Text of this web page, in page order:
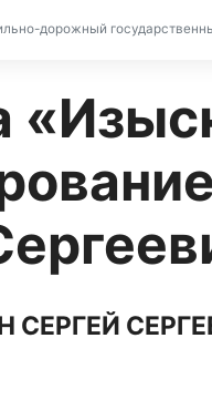
дорожный
СЕРГЕЙ